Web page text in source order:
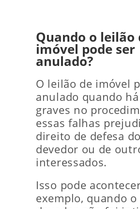
Quando o leilão
imóvel pode ser
anulado?
O leilão de imóvel
anulado quando
graves no
essas falhas
direito de defesa do
devedor ou de
interessados.
Isso pode
exemplo, quando o